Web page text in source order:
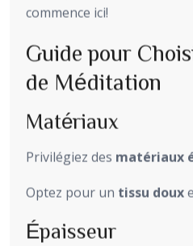
commence ici!
Guide pour
de Méditation
Matériaux
Privilégiez des matériaux
Optez pour un tissu doux
Épaisseur